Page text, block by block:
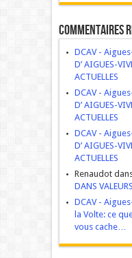
Commentaires
DCAV -
D’ AIGUES-
ACTUELLES
DCAV -
D’ AIGUES-
ACTUELLES
DCAV -
D’ AIGUES-
ACTUELLES
Renaudot
DANS
DCAV -
la Volte: ce
vous cache…